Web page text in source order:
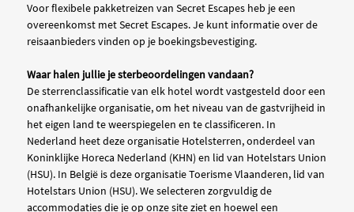
Voor flexibele pakketreizen van Secret Escapes heb je een
overeenkomst met Secret Escapes. Je kunt informatie over de
reisaanbieders vinden op je boekingsbevestiging.
Waar halen jullie je sterbeoordelingen vandaan?
De sterrenclassificatie van elk hotel wordt vastgesteld door een
onafhankelijke organisatie, om het niveau van de gastvrijheid in
het eigen land te weerspiegelen en te classificeren. In
Nederland heet deze organisatie Hotelsterren, onderdeel van
Koninklijke Horeca Nederland (KHN) en lid van Hotelstars Union
(HSU). In België is deze organisatie Toerisme Vlaanderen, lid van
Hotelstars Union (HSU). We selecteren zorgvuldig de
accommodaties die je op onze site ziet en hoewel een